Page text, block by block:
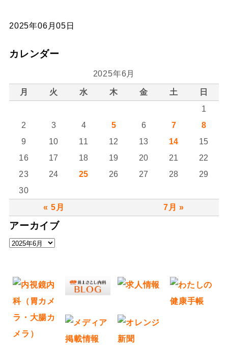
2025年06月05日
カレンダー
2025年6月
月 火 水 木 金 土 日
« 5月 7月 »
1
2
3 4 5 6 7
8
9
10 11 12 13 14
15
16
17 18 19 20 21
22
23
24 25 26 27 28
29
30
アーカイブ
ア
カ
ブ